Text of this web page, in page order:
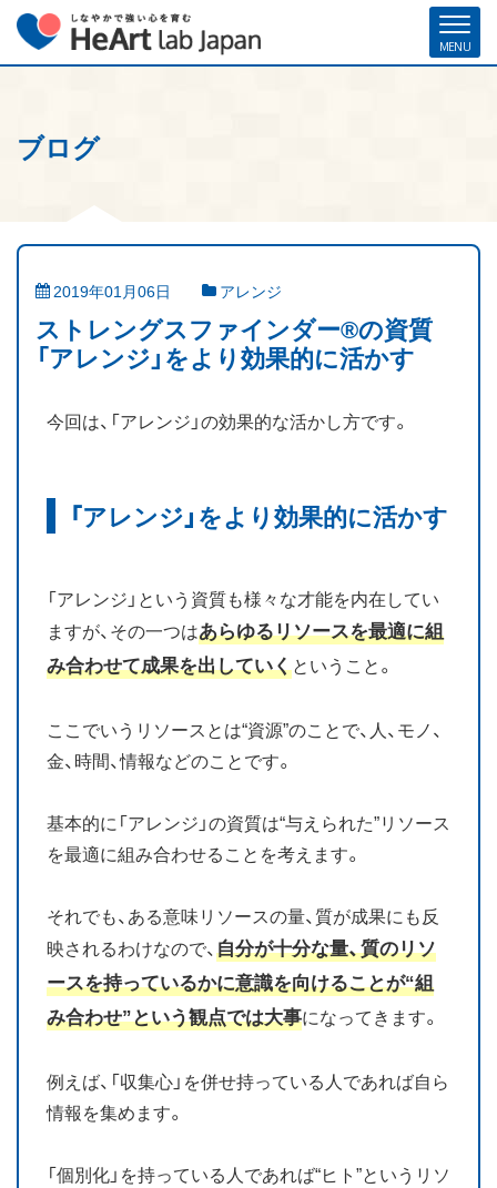
ホーム
クリフトンストレングス®（ストレングスファインダー®）
ストレングスコーチング／セミナー
研修・人材育成／組織開発支援
コーチ紹介
お知らせ
ブログ
ブログ
2019年01月06日 アレンジ
ストレングスファインダー®の資質
「アレンジ」をより効果的に活かす
今回は、「アレンジ」の効果的な活かし方です。
「アレンジ」をより効果的に活かす
「アレンジ」という資質も様々な才能を内在してい
ますが、その一つはあらゆるリソースを最適に組
み合わせて成果を出していくということ。
ここでいうリソースとは“資源”のことで、人、モノ、
金、時間、情報などのことです。
基本的に「アレンジ」の資質は“与えられた”リソース
を最適に組み合わせることを考えます。
それでも、ある意味リソースの量、質が成果にも反
映されるわけなので、自分が十分な量、質のリソ
ースを持っているかに意識を向けることが“組
み合わせ”という観点では大事になってきます。
例えば、「収集心」を併せ持っている人であれば自ら
情報を集めます。
「個別化」を持っている人であれば“ヒト”というリソ